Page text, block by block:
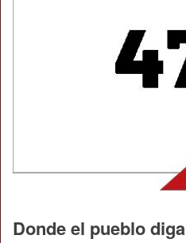
Donde el pueblo diga